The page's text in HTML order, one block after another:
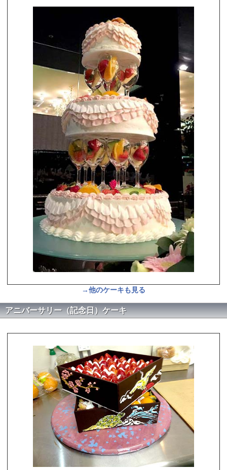
→他のケーキも見る
アニバーサリー（記念日）ケーキ